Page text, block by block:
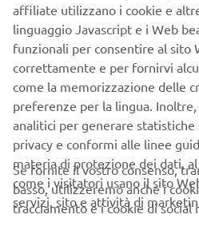
Per il 2021 l'MT-07 di nuova
carrozzeria distintiva con una
un nuovo faro a LED compatto,
nuova versione grazie al
lo stile caratteristico degli ultimi
Il raffinato motore conforme
risposta ancora più lineare e con
grintoso.
DNA Hyper Naked.
affiliate utilizzano i cookie e
linguaggio Javascript e i Web
funzionali per consentire al sito
correttamente e per fornirvi
come la memorizzazione delle
preferenze per la lingua.
analitici per generare statistiche
privacy e conformi alle linee
materia di protezione dei dati,
come i visitatori usano il sito
servizi, sito e attività di
Se fornite il vostro consenso,
basso, utilizzeremo anche i
tracciamento e i cookie di social